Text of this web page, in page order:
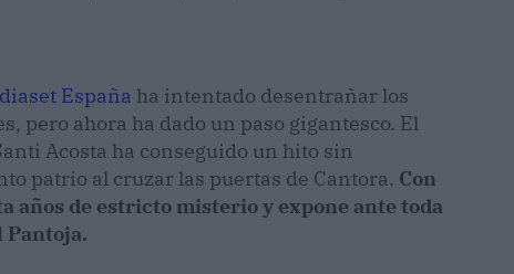
España ha intentado desentrañar los
pero ahora ha dado un paso gigantesco. El
Acosta ha conseguido un hito sin
patrio al cruzar las puertas de Cantora. Con
años de estricto misterio y expone ante toda
Pantoja.